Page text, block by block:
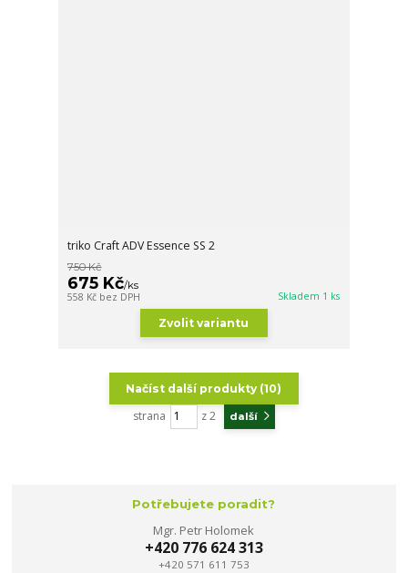
triko Craft ADV Essence SS 2
750 Kč
675 Kč/ks
558 Kč bez DPH Skladem 1 ks
Zvolit variantu
Načíst další produkty (10)
strana z 2 další
Potřebujete poradit?
Mgr. Petr Holomek
+420 776 624 313
+420 571 611 753